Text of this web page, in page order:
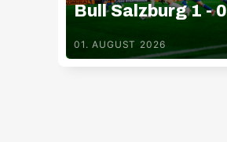
Bull Salzburg 1 - 0
TSV Hartberg
01. AUGUST 2026